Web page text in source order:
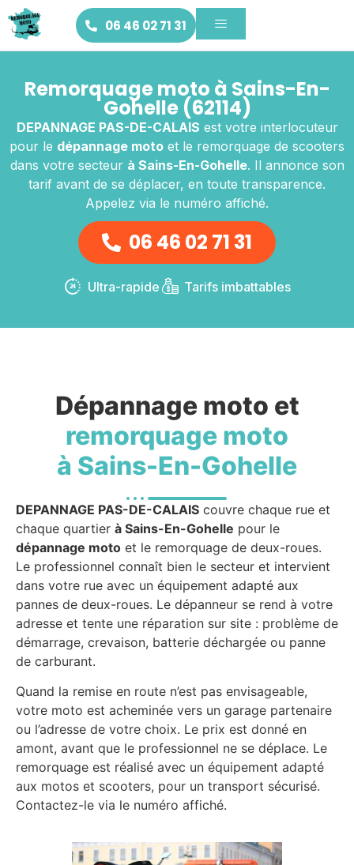
06 46 02 71 31
Remorquage moto à Sains-En-
Gohelle (62114)
DEPANNAGE PAS-DE-CALAIS est votre interlocuteur
pour le dépannage moto et le remorquage de scooters
dans votre secteur à Sains-En-Gohelle. Il annonce son
tarif avant de se déplacer, en toute transparence.
Appelez via le numéro affiché.
06 46 02 71 31
Ultra-rapide Tarifs imbattables
Dépannage moto et
remorquage moto
à Sains-En-Gohelle
DEPANNAGE PAS-DE-CALAIS couvre chaque rue et
chaque quartier à Sains-En-Gohelle pour le
dépannage moto et le remorquage de deux-roues.
Le professionnel connaît bien le secteur et intervient
dans votre rue avec un équipement adapté aux
pannes de deux-roues. Le dépanneur se rend à votre
adresse et tente une réparation sur site : problème de
démarrage, crevaison, batterie déchargée ou panne
de carburant.
Quand la remise en route n’est pas envisageable,
votre moto est acheminée vers un garage partenaire
ou l’adresse de votre choix. Le prix est donné en
amont, avant que le professionnel ne se déplace. Le
remorquage est réalisé avec un équipement adapté
aux motos et scooters, pour un transport sécurisé.
Contactez-le via le numéro affiché.